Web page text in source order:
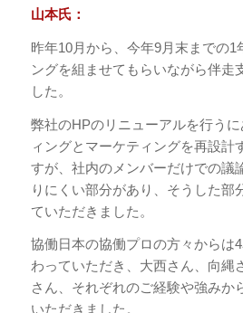
山本氏：
昨年10月から、今年9月末までの1
ングを組ませてもらいながら伴走
した。
弊社のHPのリニューアルを行う
ィングとマーケティングを再設計
すが、社内のメンバーだけでの議
りにくい部分があり、そうした部
ていただきました。
協働日本の協働プロの方々からは
わっていただき、大西さん、向縄
さん、それぞれのご経験や強みか
いただきました。